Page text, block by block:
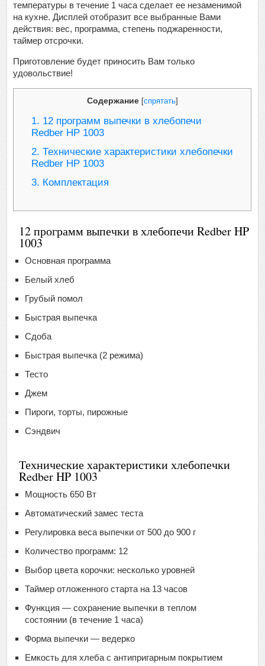
температуры в течение 1 часа сделает ее незаменимой
на кухне. Дисплей отобразит все выбранные Вами
действия: вес, программа, степень поджаренности,
таймер отсрочки.
Приготовление будет приносить Вам только
удовольствие!
Содержание [спрятать]
1. 12 программ выпечки в хлебопечи
Redber HP 1003
2. Технические характеристики хлебопечки
Redber HP 1003
3. Комплектация
12 программ выпечки в хлебопечи Redber HP
1003
Основная программа
Белый хлеб
Грубый помол
Быстрая выпечка
Сдоба
Быстрая выпечка (2 режима)
Тесто
Джем
Пироги, торты, пирожные
Сэндвич
Технические характеристики хлебопечки
Redber HP 1003
Мощность 650 Вт
Автоматический замес теста
Регулировка веса выпечки от 500 до 900 г
Количество программ: 12
Выбор цвета корочки: несколько уровней
Таймер отложенного старта на 13 часов
Функция — сохранение выпечки в теплом
состоянии (в течение 1 часа)
Форма выпечки — ведерко
Емкость для хлеба с антипригарным покрытием